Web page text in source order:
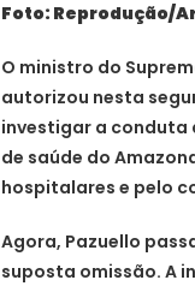
Foto: Reprodução/
O ministro do
autorizou nesta
investigar a conduta
de saúde do
hospitalares e pelo
Agora, Pazuello
suposta omissão. A